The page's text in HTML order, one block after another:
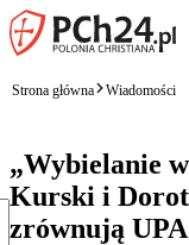
Strona główna Wiadomości
„Wybielanie
Kurski i
zrównują